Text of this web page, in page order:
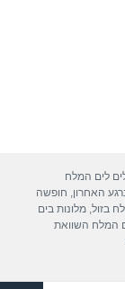
10/2018
לים המלח
האחרון, חופשה
בזול,מלונות בים
המלח השוואת